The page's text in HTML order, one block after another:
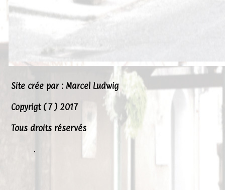
Site crée par : Marcel Ludwig
Copyrigt ( 7 ) 2017
Tous droits réservés
.